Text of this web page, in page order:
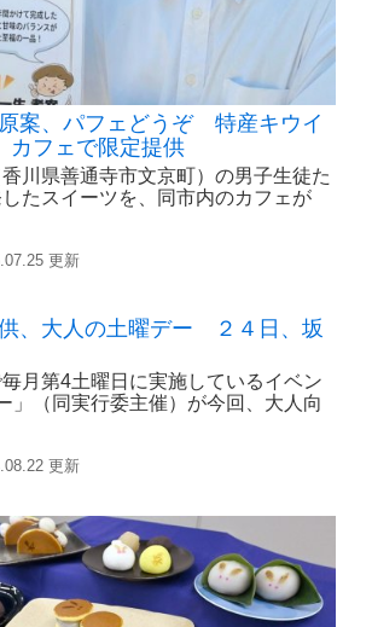
案、パフェどうぞ 特産キウイ
フェで限定提供
川県善通寺市文京町）の男子生徒た
たスイーツを、同市内のカフェが
更新
、大人の土曜デー ２４日、坂
月第4土曜日に実施しているイベン
」（同実行委主催）が今回、大人向
更新